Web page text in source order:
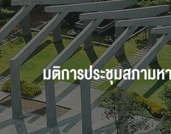
มติการประชุมสภาม